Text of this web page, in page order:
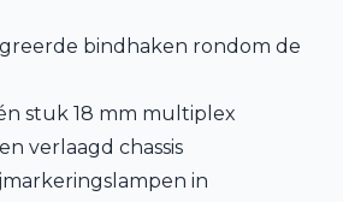
bindhaken rondom de
stuk 18 mm multiplex
verlaagd chassis
in